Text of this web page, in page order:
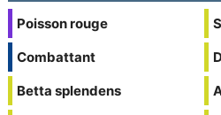
Poisson rouge
Combattant
Betta splendens